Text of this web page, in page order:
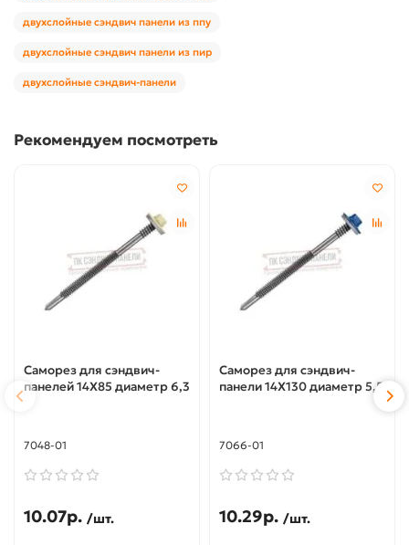
двухслойные сэндвич панели из ппу
двухслойные сэндвич панели из пир
двухслойные сэндвич-панели
Рекомендуем посмотреть
Саморез для сэндвич-
панелей 14X85 диаметр 6,3
7048-01
10.07р. /шт.
Саморез для сэндвич-
панели 14X130 диаметр 5,5
7066-01
10.29р. /шт.